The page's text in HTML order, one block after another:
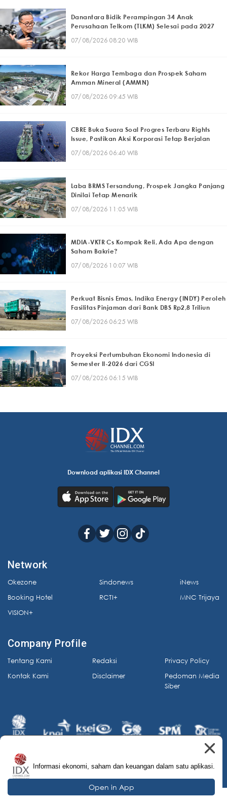
Danantara Bidik Perampingan 34 Anak
Perusahaan Telkom (TLKM) Selesai pada 2027
07/08/2026 08:20 WIB
Rekor Harga Tembaga dan Prospek Saham
Amman Mineral (AMMN)
07/08/2026 09:45 WIB
CBRE Buka Suara Soal Progres Terbaru Rights
Issue, Pastikan Aksi Korporasi Tetap Berjalan
07/08/2026 06:40 WIB
Laba BRMS Tersandung, Prospek Jangka Panjang
Dinilai Tetap Menarik
07/08/2026 11:05 WIB
MDIA-VKTR Cs Kompak Reli, Ada Apa dengan
Saham Bakrie?
07/08/2026 10:07 WIB
Perkuat Bisnis Emas, Indika Energy (INDY) Peroleh
Fasilitas Pinjaman dari Bank DBS Rp2,8 Triliun
07/08/2026 06:25 WIB
Proyeksi Pertumbuhan Ekonomi Indonesia di
Semester II-2026 dari CGSI
07/08/2026 06:15 WIB
Download aplikasi IDX Channel
Network
Okezone
Booking Hotel
VISION+
Sindonews
RCTI+
iNews
MNC Trijaya
Company Profile
Tentang Kami
Kontak Kami
Redaksi
Disclaimer
Privacy Policy
Pedoman Media
Siber
© 2026 IDX Channel. All Rights Reserved.
Informasi ekonomi, saham dan keuangan dalam satu aplikasi.
Open in App